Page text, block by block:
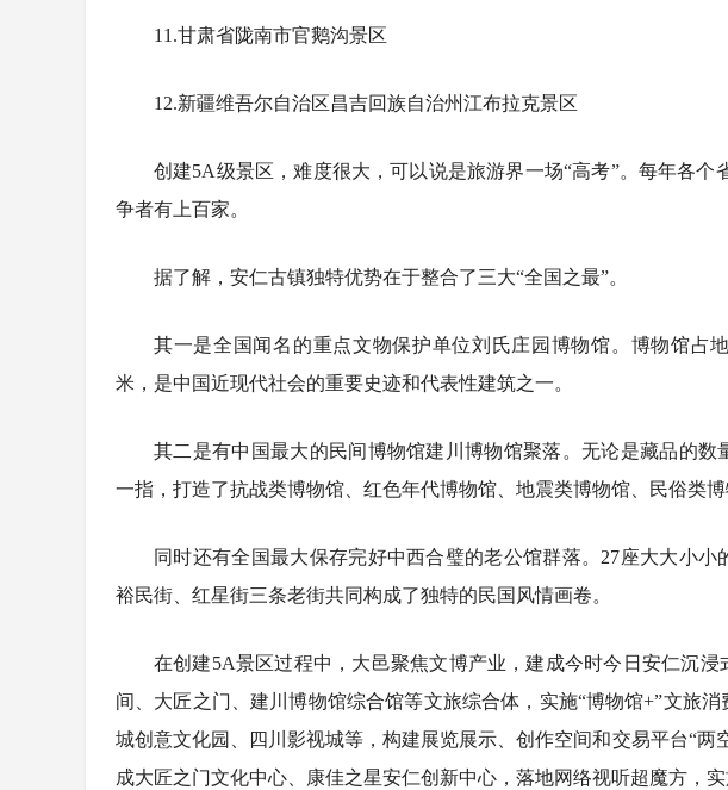
11.甘肃省陇南市官鹅沟景区
12.新疆维吾尔自治区昌吉回族自治州江布拉克景区
创建5A级景区，难度很大，可以说是旅游界一场“高考”。每年各
争者有上百家。
据了解，安仁古镇独特优势在于整合了三大“全国之最”。
其一是全国闻名的重点文物保护单位刘氏庄园博物馆。博物馆占
米，是中国近现代社会的重要史迹和代表性建筑之一。
其二是有中国最大的民间博物馆建川博物馆聚落。无论是藏品的
一指，打造了抗战类博物馆、红色年代博物馆、地震类博物馆、民俗类博
同时还有全国最大保存完好中西合璧的老公馆群落。27座大大小小
裕民街、红星街三条老街共同构成了独特的民国风情画卷。
在创建5A景区过程中，大邑聚焦文博产业，建成今时今日安仁沉
间、大匠之门、建川博物馆综合馆等文旅综合体，实施“博物馆+”文旅
城创意文化园、四川影视城等，构建展览展示、创作空间和交易平台“两
成大匠之门文化中心、康佳之星安仁创新中心，落地网络视听超魔方，实